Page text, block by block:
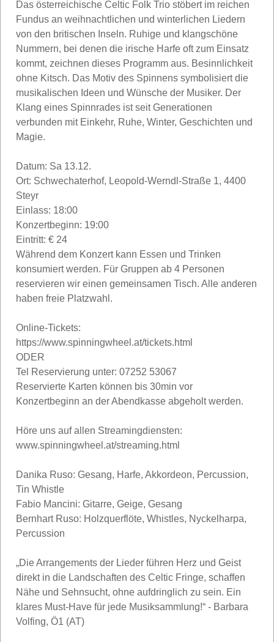
Das österreichische Celtic Folk Trio stöbert im reichen
Fundus an weihnachtlichen und winterlichen Liedern
von den britischen Inseln. Ruhige und klangschöne
Nummern, bei denen die irische Harfe oft zum Einsatz
kommt, zeichnen dieses Programm aus. Besinnlichkeit
ohne Kitsch. Das Motiv des Spinnens symbolisiert die
musikalischen Ideen und Wünsche der Musiker. Der
Klang eines Spinnrades ist seit Generationen
verbunden mit Einkehr, Ruhe, Winter, Geschichten und
Magie.
Datum: Sa 13.12.
Ort: Schwechaterhof, Leopold-Werndl-Straße 1, 4400
Steyr
Einlass: 18:00
Konzertbeginn: 19:00
Eintritt: € 24
Während dem Konzert kann Essen und Trinken
konsumiert werden. Für Gruppen ab 4 Personen
reservieren wir einen gemeinsamen Tisch. Alle anderen
haben freie Platzwahl.
Online-Tickets:
https://www.spinningwheel.at/tickets.html
ODER
Tel Reservierung unter: 07252 53067
Reservierte Karten können bis 30min vor
Konzertbeginn an der Abendkasse abgeholt werden.
Höre uns auf allen Streamingdiensten:
www.spinningwheel.at/streaming.html
Danika Ruso: Gesang, Harfe, Akkordeon, Percussion,
Tin Whistle
Fabio Mancini: Gitarre, Geige, Gesang
Bernhart Ruso: Holzquerflöte, Whistles, Nyckelharpa,
Percussion
„Die Arrangements der Lieder führen Herz und Geist
direkt in die Landschaften des Celtic Fringe, schaffen
Nähe und Sehnsucht, ohne aufdringlich zu sein. Ein
klares Must-Have für jede Musiksammlung!“ - Barbara
Volfing, Ö1 (AT)